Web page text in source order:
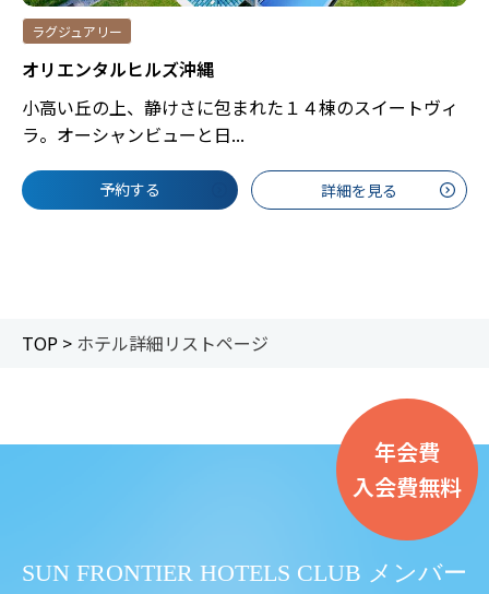
ラグジュアリー
オリエンタルヒルズ沖縄
小高い丘の上、静けさに包まれた１４棟のスイートヴィ
ラ。オーシャンビューと日...
予約する 詳細を見る
TOP > ホテル詳細リストページ
年会費
入会費無料
SUN FRONTIER HOTELS CLUB メンバー